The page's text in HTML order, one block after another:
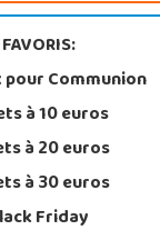
FAVORIS:
pour Communion
à 10 euros
à 20 euros
à 30 euros
Friday